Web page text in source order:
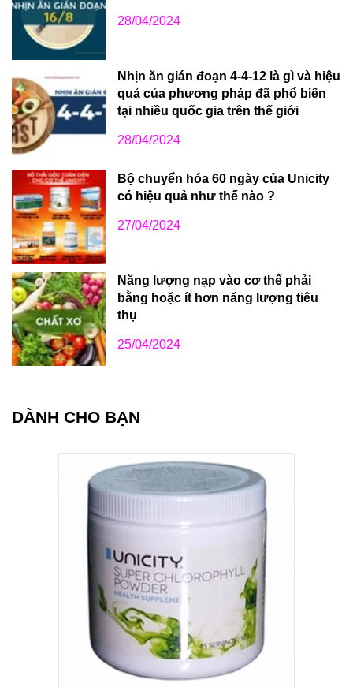
28/04/2024
Nhịn ăn gián đoạn 4-4-12 là gì và hiệu
quả của phương pháp đã phổ biến
tại nhiều quốc gia trên thế giới
28/04/2024
Bộ chuyển hóa 60 ngày của Unicity
có hiệu quả như thế nào ?
27/04/2024
Năng lượng nạp vào cơ thể phải
bằng hoặc ít hơn năng lượng tiêu
thụ
25/04/2024
DÀNH CHO BẠN